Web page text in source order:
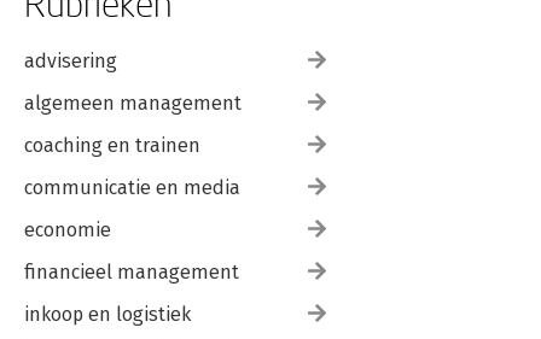
advisering
algemeen management
coaching en trainen
communicatie en media
economie
financieel management
inkoop en logistiek